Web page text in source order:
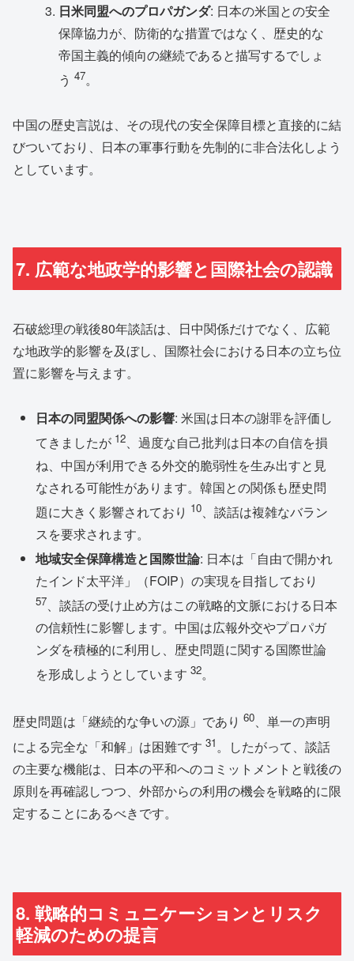
日米同盟へのプロパガンダ: 日本の米国との安全
保障協力が、防衛的な措置ではなく、歴史的な
帝国主義的傾向の継続であると描写するでしょ
う47。
中国の歴史言説は、その現代の安全保障目標と直接的に結
びついており、日本の軍事行動を先制的に非合法化しよう
としています。
7. 広範な地政学的影響と国際社会の認識
石破総理の戦後80年談話は、日中関係だけでなく、広範
な地政学的影響を及ぼし、国際社会における日本の立ち位
置に影響を与えます。
日本の同盟関係への影響: 米国は日本の謝罪を評価し
てきましたが 12、過度な自己批判は日本の自信を損
ね、中国が利用できる外交的脆弱性を生み出すと見
なされる可能性があります。韓国との関係も歴史問
題に大きく影響されており 10、談話は複雑なバラン
スを要求されます。
地域安全保障構造と国際世論: 日本は「自由で開かれ
たインド太平洋」（FOIP）の実現を目指しており
57、談話の受け止め方はこの戦略的文脈における日本
の信頼性に影響します。中国は広報外交やプロパガ
ンダを積極的に利用し、歴史問題に関する国際世論
を形成しようとしています32。
歴史問題は「継続的な争いの源」であり 60、単一の声明
による完全な「和解」は困難です 31。したがって、談話
の主要な機能は、日本の平和へのコミットメントと戦後の
原則を再確認しつつ、外部からの利用の機会を戦略的に限
定することにあるべきです。
8. 戦略的コミュニケーションとリスク
軽減のための提言